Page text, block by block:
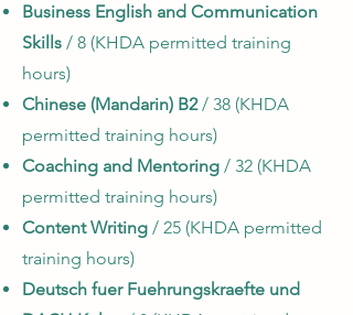
Business English and Communication
Skills / 8 (KHDA permitted training
hours)
Chinese (Mandarin) B2/ 38 (KHDA
permitted training hours)
Coaching and Mentoring / 32 (KHDA
permitted training hours)
Content Writing / 25 (KHDA permitted
training hours)
Deutsch fuer Fuehrungskraefte und